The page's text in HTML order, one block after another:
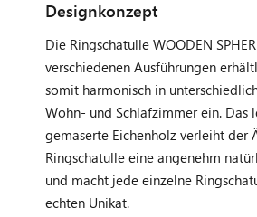
Designkonzept
Die Ringschatulle WOODEN
verschiedenen Ausführungen
somit harmonisch in
Wohn- und Schlafzimmer ein. Das
gemaserte Eichenholz verleiht der
Ringschatulle eine angenehm
und macht jede einzelne
echten Unikat.